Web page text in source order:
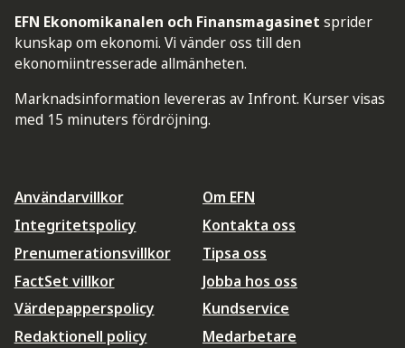
EFN Ekonomikanalen och Finansmagasinet sprider
kunskap om ekonomi. Vi vänder oss till den
ekonomiintresserade allmänheten.
Marknadsinformation levereras av Infront. Kurser visas
med 15 minuters fördröjning.
Användarvillkor
Integritetspolicy
Prenumerationsvillkor
FactSet villkor
Värdepapperspolicy
Redaktionell policy
Om EFN
Kontakta oss
Tipsa oss
Jobba hos oss
Kundservice
Medarbetare